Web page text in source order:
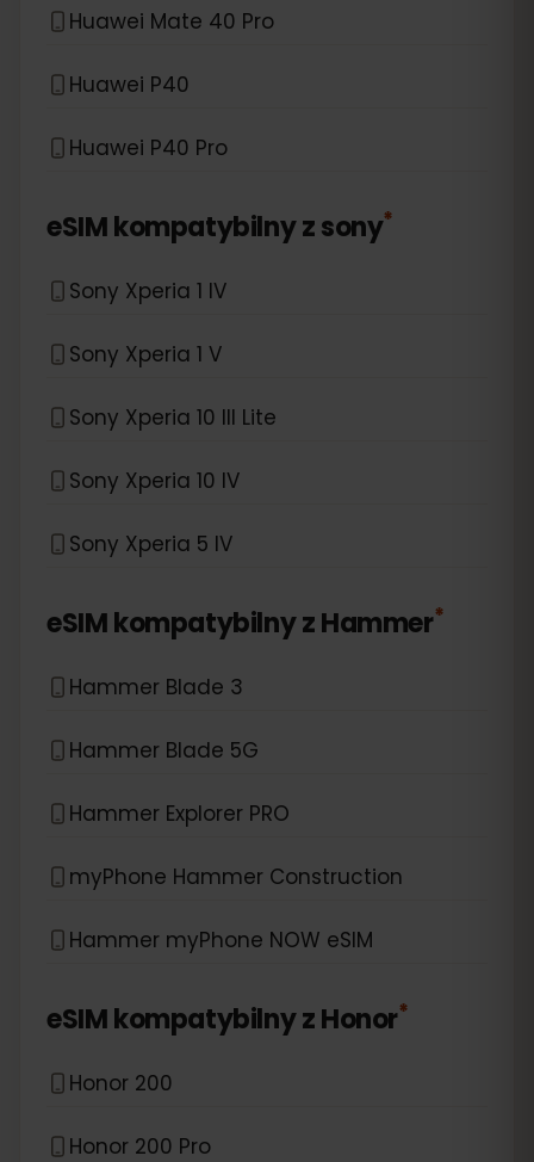
Huawei Mate 40 Pro
Huawei P40
Huawei P40 Pro
eSIM kompatybilny zsony*
Sony Xperia 1 IV
Sony Xperia 1 V
Sony Xperia 10 III Lite
Sony Xperia 10 IV
Sony Xperia 5 IV
eSIM kompatybilny zHammer*
Hammer Blade 3
Hammer Blade 5G
Hammer Explorer PRO
myPhone Hammer Construction
Hammer myPhone NOW eSIM
eSIM kompatybilny zHonor*
Honor 200
Honor 200 Pro